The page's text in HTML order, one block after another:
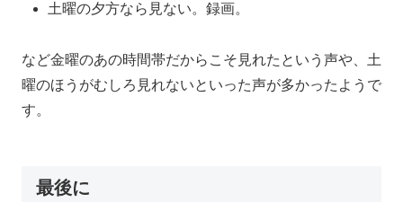
土曜の夕方なら見ない。録画。
など金曜のあの時間帯だからこそ見れたという声や、土
曜のほうがむしろ見れないといった声が多かったようで
す。
最後に